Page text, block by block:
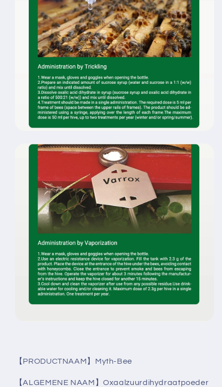
【PRODUCTNAAM】Myth-Bee
【ALGEMENE NAAM】Oxaalzuurdihydraatpoeder